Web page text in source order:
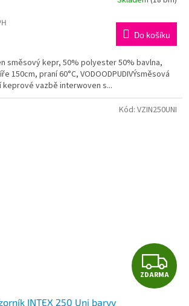
Do košíku
směsový kepr, 50% polyester 50% bavlna,
150cm, praní 60°C, VODOODPUDIVÝsměsová
keprové vazbě interwoven s...
Z
D
ZDARMA
INTEX 250 Uni barvy
Kód: VZIN250UNI